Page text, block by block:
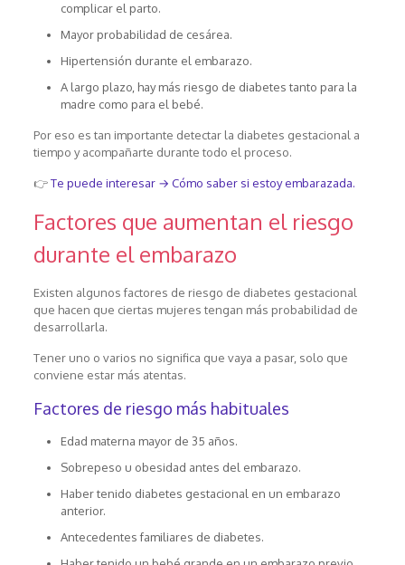
complicar el parto.
Mayor probabilidad de cesárea.
Hipertensión durante el embarazo.
A largo plazo, hay más riesgo de diabetes tanto para la
madre como para el bebé.
Por eso es tan importante detectar la diabetes gestacional a
tiempo y acompañarte durante todo el proceso.
👉Te puede interesar → Cómo saber si estoy embarazada.
Factores que aumentan el riesgo
durante el embarazo
Existen algunos factores de riesgo de diabetes gestacional
que hacen que ciertas mujeres tengan más probabilidad de
desarrollarla.
Tener uno o varios no significa que vaya a pasar, solo que
conviene estar más atentas.
Factores de riesgo más habituales
Edad materna mayor de 35 años.
Sobrepeso u obesidad antes del embarazo.
Haber tenido diabetes gestacional en un embarazo
anterior.
Antecedentes familiares de diabetes.